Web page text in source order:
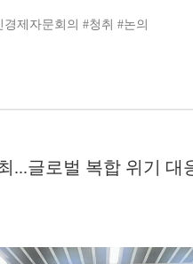
경제자문회의 #청취 #논의
...글로벌 복합 위기 대